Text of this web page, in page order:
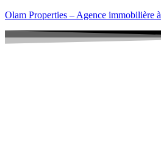
Olam Properties – Agence immobilière